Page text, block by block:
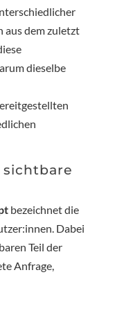
aus dem zuletzt
dieselbe
sichtbare
bezeichnet die
Dabei
Teil der
Anfrage,